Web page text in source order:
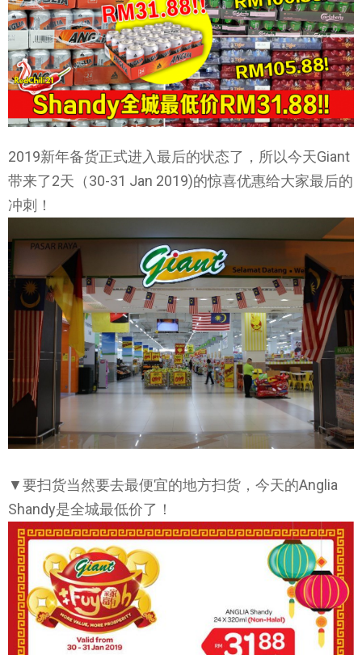
2019新年备货正式进入最后的状态了，所以今天Giant
带来了2天（30-31 Jan 2019)的惊喜优惠给大家最后的
冲刺！
▼要扫货当然要去最便宜的地方扫货，今天的Anglia
Shandy是全城最低价了！